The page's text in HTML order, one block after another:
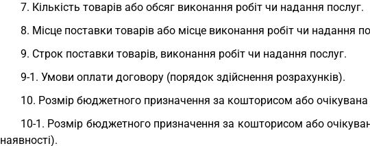
7. Кількість товарів або обсяг виконання робіт чи надання послуг.
8. Місце поставки товарів або місце виконання робіт чи надання
9. Строк поставки товарів, виконання робіт чи надання послуг.
9-1. Умови оплати договору (порядок здійснення розрахунків).
10. Розмір бюджетного призначення за кошторисом або очікувана
10-1. Розмір бюджетного призначення за кошторисом або
наявності).